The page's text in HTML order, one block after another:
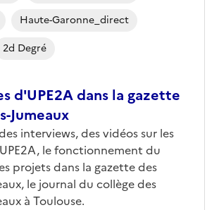
d'UPE2A dans la gazette
Jumeaux
interviews, des vidéos sur les
le fonctionnement du
projets dans la gazette des
le journal du collège des
à Toulouse.
Haute-Garonne_direct
2d Degré